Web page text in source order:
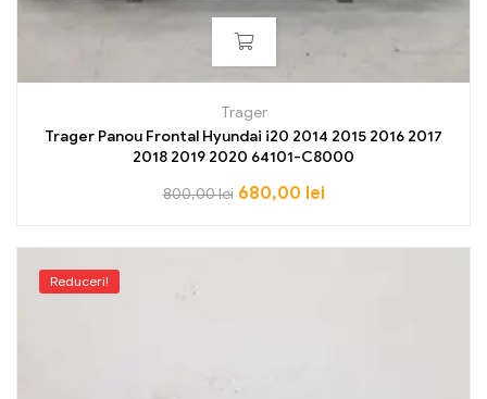
Trager
Trager Panou Frontal Hyundai i20 2014 2015 2016 2017
2018 2019 2020 64101-C8000
800,00lei 680,00 lei
Reduceri!